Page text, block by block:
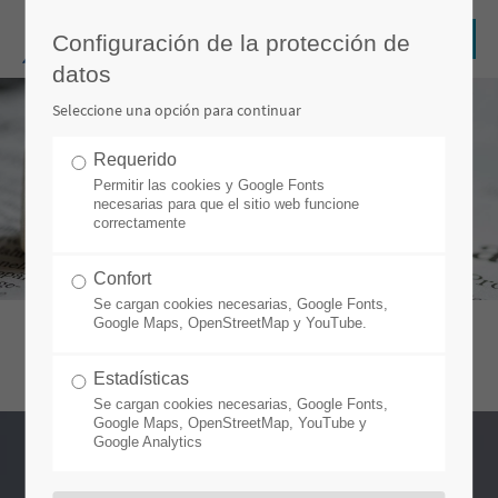
Configuración de la protección de
datos
Seleccione una opción para continuar
Requerido
Permitir las cookies y Google Fonts
necesarias para que el sitio web funcione
correctamente
Confort
Se cargan cookies necesarias, Google Fonts,
Google Maps, OpenStreetMap y YouTube.
Estadísticas
Se cargan cookies necesarias, Google Fonts,
Google Maps, OpenStreetMap, YouTube y
Google Analytics